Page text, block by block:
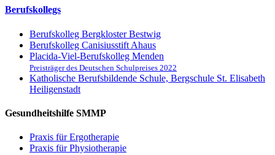
Berufskollegs
Berufskolleg Bergkloster Bestwig
Berufskolleg Canisiusstift Ahaus
Placida-Viel-Berufskolleg Menden
Preisträger des Deutschen Schulpreises 2022
Katholische Berufsbildende Schule, Bergschule St. Elisabeth
Heiligenstadt
Gesundheitshilfe SMMP
Praxis für Ergo­therapie
Praxis für Physio­therapie